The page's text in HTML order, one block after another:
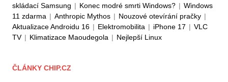
skládací Samsung | Konec modré smrti Windows? | Windows
11 zdarma | Anthropic Mythos | Nouzové otevírání pračky |
Aktualizace Androidu 16 | Elektromobilita | iPhone 17 | VLC
TV | Klimatizace Maoudegola | Nejlepší Linux
ČLÁNKY CHIP.CZ